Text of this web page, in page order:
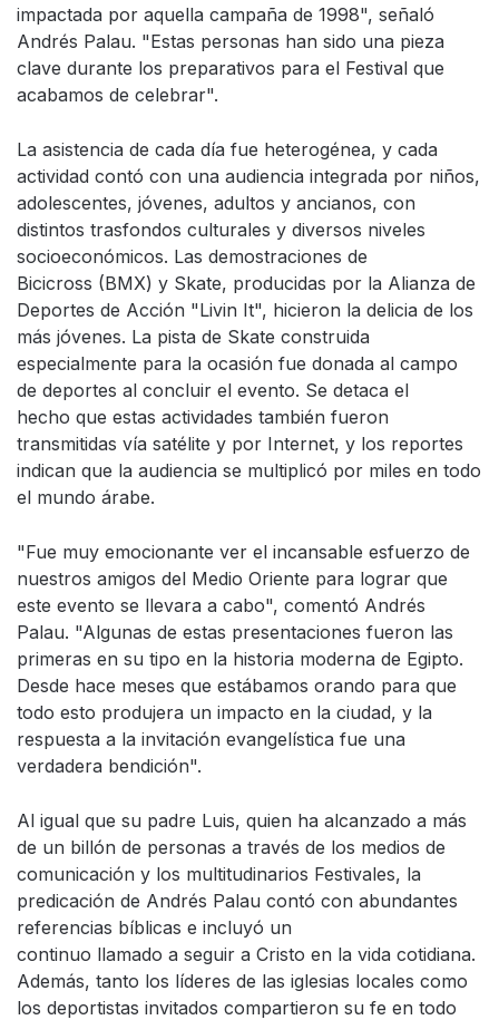
impactada por aquella campaña de 1998", señaló
Andrés Palau. "Estas personas han sido una pieza
clave durante los preparativos para el Festival que
acabamos de celebrar".
La asistencia de cada día fue heterogénea, y cada
actividad contó con una audiencia integrada por niños,
adolescentes, jóvenes, adultos y ancianos, con
distintos trasfondos culturales y diversos niveles
socioeconómicos. Las demostraciones de
Bicicross (BMX) y Skate, producidas por la Alianza de
Deportes de Acción "Livin It", hicieron la delicia de los
más jóvenes. La pista de Skate construida
especialmente para la ocasión fue donada al campo
de deportes al concluir el evento. Se detaca el
hecho que estas actividades también fueron
transmitidas vía satélite y por Internet, y los reportes
indican que la audiencia se multiplicó por miles en todo
el mundo árabe.
"Fue muy emocionante ver el incansable esfuerzo de
nuestros amigos del Medio Oriente para lograr que
este evento se llevara a cabo", comentó Andrés
Palau. "Algunas de estas presentaciones fueron las
primeras en su tipo en la historia moderna de Egipto.
Desde hace meses que estábamos orando para que
todo esto produjera un impacto en la ciudad, y la
respuesta a la invitación evangelística fue una
verdadera bendición".
Al igual que su padre Luis, quien ha alcanzado a más
de un billón de personas a través de los medios de
comunicación y los multitudinarios Festivales, la
predicación de Andrés Palau contó con abundantes
referencias bíblicas e incluyó un
continuo llamado a seguir a Cristo en la vida cotidiana.
Además, tanto los líderes de las iglesias locales como
los deportistas invitados compartieron su fe en todo